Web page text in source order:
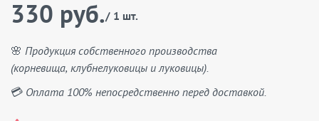
330 руб./ 1 шт.
🌸 Продукция собственного производства
(корневища, клубнелуковицы и луковицы).
💳 Оплата 100% непосредственно перед доставкой.